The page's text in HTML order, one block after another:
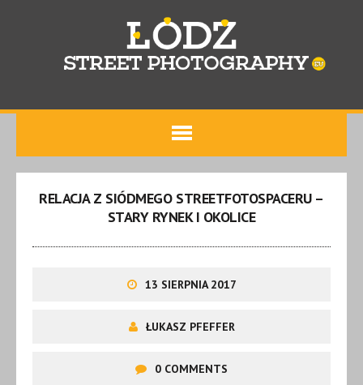
RELACJA Z SIÓDMEGO STREETFOTOSPACERU –
STARY RYNEK I OKOLICE
13 SIERPNIA 2017
ŁUKASZ PFEFFER
0 COMMENTS